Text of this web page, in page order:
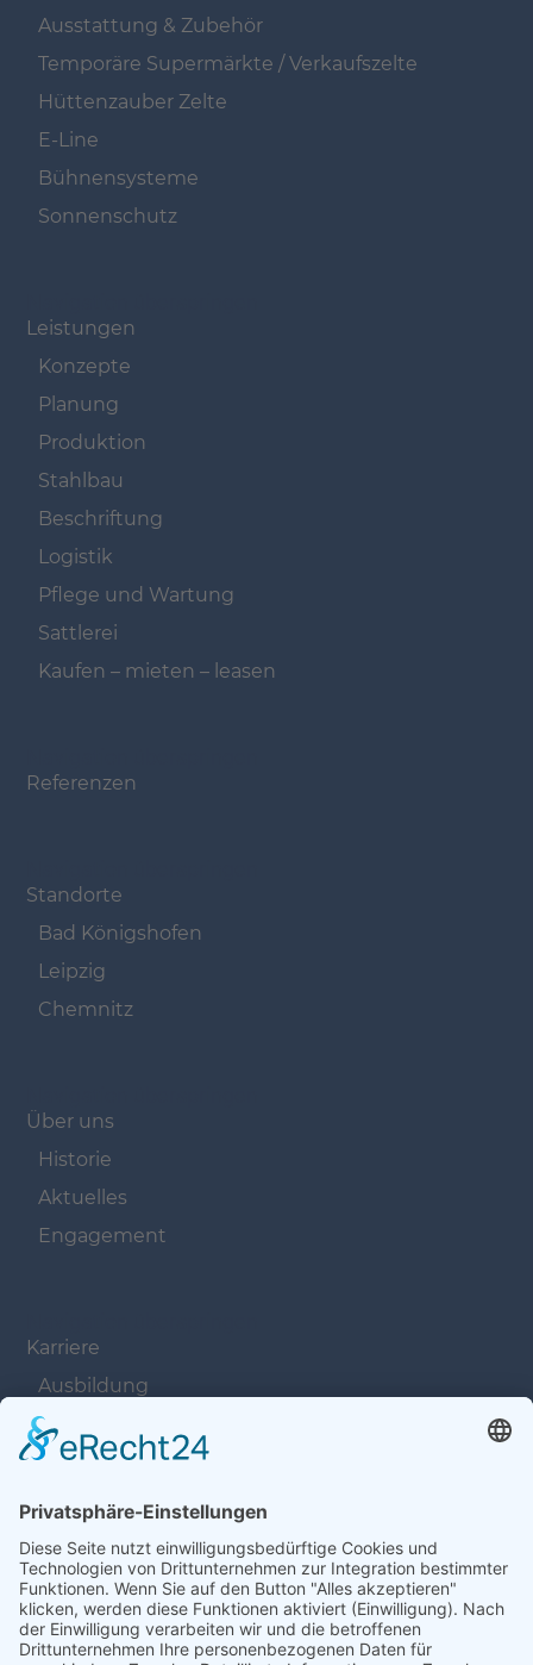
Ausstattung & Zubehör
Temporäre Supermärkte / Verkaufszelte
Hüttenzauber Zelte
E-Line
Bühnensysteme
Sonnenschutz
Leistungen
Konzepte
Planung
Produktion
Stahlbau
Beschriftung
Logistik
Pflege und Wartung
Sattlerei
Kaufen – mieten – leasen
Referenzen
Standorte
Bad Königshofen
Leipzig
Chemnitz
Über uns
Historie
Aktuelles
Engagement
Karriere
Ausbildung
Offene Stellen
Navigation überspringen